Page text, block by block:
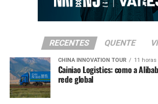
RECENTES QUENTE
CHINA INNOVATION TOUR 11 horas
Cainiao Logistics: como a
rede global